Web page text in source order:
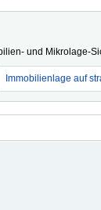
und Mikrolage-
Immobilienlage auf